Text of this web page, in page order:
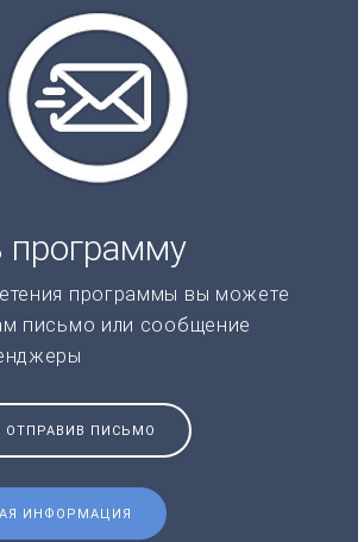
программу
программы вы можете
письмо или сообщение
ОТПРАВИВ ПИСЬМО
ИНФОРМАЦИЯ